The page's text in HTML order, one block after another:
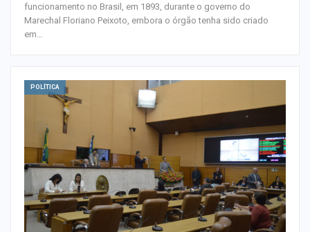
funcionamento no Brasil, em 1893, durante o governo do
Marechal Floriano Peixoto, embora o órgão tenha sido criado
em…
POLÍTICA